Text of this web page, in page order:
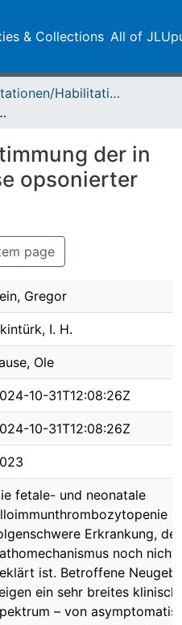
& Collections All of
Dissertationen/Habilitationen
opsonierter Thrombozyten
der in
opsonierter
page
Gregor
I. H.
Ole
10-31T12:08:26Z
10-31T12:08:26Z
fetale- und neonatale
Erkrankung,
noch nicht
ist. Betroffene
ein sehr breites
– von